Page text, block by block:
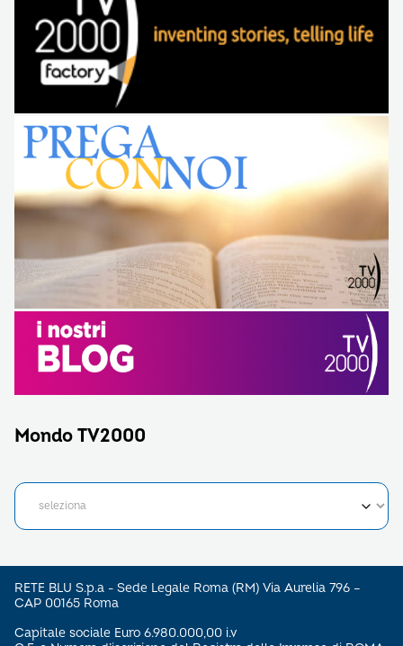
Mondo TV2000
RETE BLU S.p.a - Sede Legale Roma (RM) Via Aurelia 796 –
CAP 00165 Roma
Capitale sociale Euro 6.980.000,00 i.v